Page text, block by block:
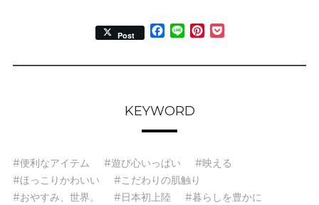
Post Facebook
Line Pinterest
KEYWORD
#便利なアイテム #遊び心いっぱい
#映える
#ほっこりかわいい
#こだわりの肌触り
#おやすみ、世界。
#日本初上陸
#暮らしを豊かに